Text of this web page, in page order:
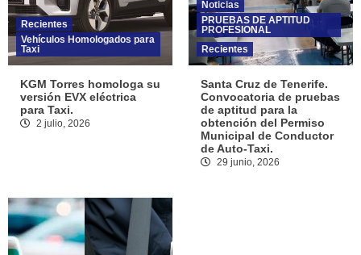
Recientes
Vehículos Homologados para
Taxi
KGM Torres homologa su
versión EVX eléctrica
para Taxi.
2 julio, 2026
Noticias
PRUEBAS DE APTITUD
PROFESIONAL
Recientes
Santa Cruz de Tenerife.
Convocatoria de pruebas
de aptitud para la
obtención del Permiso
Municipal de Conductor
de Auto-Taxi.
29 junio, 2026